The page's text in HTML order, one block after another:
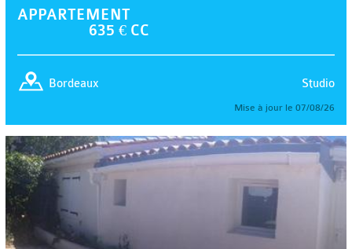
APPARTEMENT
635 € CC
Studio
Bordeaux
Mise à jour le 07/08/26